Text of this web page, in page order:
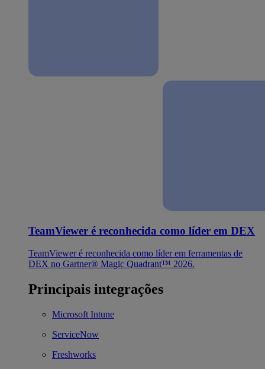
TeamViewer é reconhecida como líder em DEX
TeamViewer é reconhecida como líder em ferramentas de
DEX no Gartner® Magic Quadrant™ 2026.
Principais integrações
Microsoft Intune
ServiceNow
Freshworks